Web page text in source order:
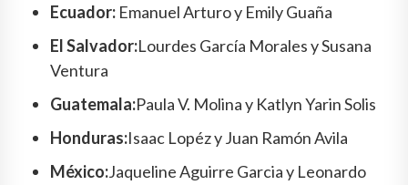
Ecuador: Emanuel Arturo y Emily Guaña
El Salvador:Lourdes García Morales y Susana
Ventura
Guatemala:Paula V. Molina y Katlyn Yarin Solis
Honduras:Isaac Lopéz y Juan Ramón Avila
México:Jaqueline Aguirre Garcia y Leonardo